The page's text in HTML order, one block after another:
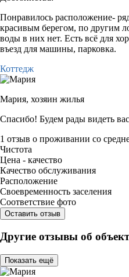
Понравилось расположение-
красивым берегом, по другим
воды в них нет. Есть всё для
въезд для машины, парковка.
Коттедж
Мария, хозяин жилья
Спасибо! Будем рады видеть
1 отзыв о проживании со
Чистота
Цена - качество
Качество обслуживания
Расположение
Своевременность заселения
Соответствие фото
Оставить отзыв
Другие отзывы об
Показать ещё